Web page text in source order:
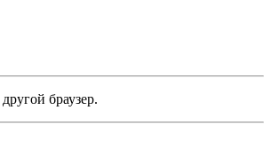
браузер.